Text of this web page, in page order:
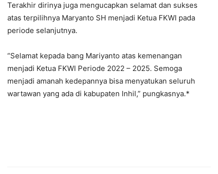
Terakhir dirinya juga mengucapkan selamat dan sukses
atas terpilihnya Maryanto SH menjadi Ketua FKWI pada
periode selanjutnya.
“Selamat kepada bang Mariyanto atas kemenangan
menjadi Ketua FKWI Periode 2022 – 2025. Semoga
menjadi amanah kedepannya bisa menyatukan seluruh
wartawan yang ada di kabupaten Inhil,” pungkasnya.*